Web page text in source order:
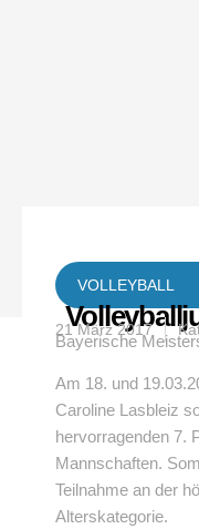
VOLLEYBALL
21 März 2017
Bayerische
Am 18. und
Caroline Lasbleiz
hervorragenden 7.
Mannschaften.
Teilnahme an der
Alterskategorie.